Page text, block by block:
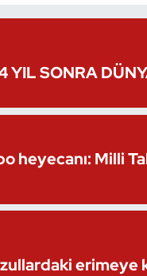
YIL SONRA
heyecanı: Milli
erimeye